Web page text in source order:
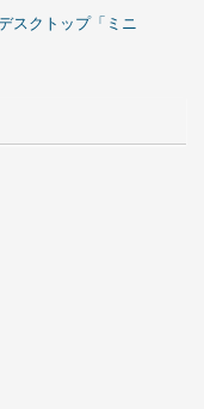
スクトップ「ミニ